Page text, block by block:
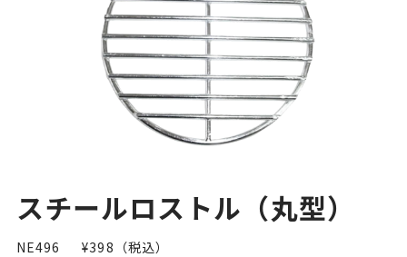
スチールロストル（丸型）
NE496
¥398（税込）